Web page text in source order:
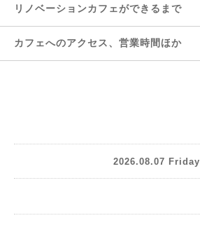
リノベーションカフェができるまで
カフェへのアクセス、営業時間ほか
2026.08.07 Friday